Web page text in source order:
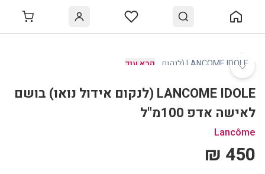
♡
LANCOME IDOLE (לנקום קרא עוד
LANCOME IDOLE (לנקום אידול נואו) בושם
לאישה אדפ 100מ"ל
Lancôme
450 ₪